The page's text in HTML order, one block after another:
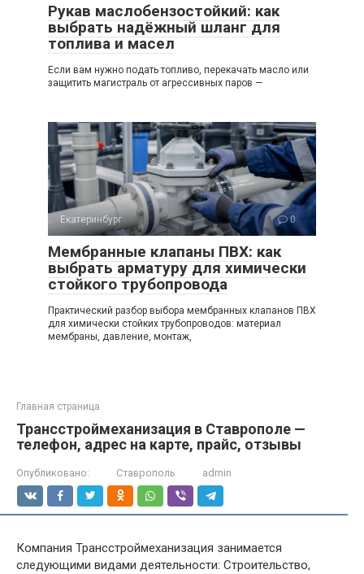
Рукав маслобензостойкий: как
выбрать надёжный шланг для
топлива и масел
Если вам нужно подать топливо, перекачать масло или
защитить магистраль от агрессивных паров —
Екатеринбург 0
Мембранные клапаны ПВХ: как
выбрать арматуру для химически
стойкого трубопровода
Практический разбор выбора мембранных клапанов ПВХ
для химически стойких трубопроводов: материал
мембраны, давление, монтаж,
Главная страница
Трансстроймеханизация в Ставрополе —
телефон, адрес на карте, прайс, отзывы
Опубликовано: Ставрополь admin
Компания Трансстроймеханизация занимается
следующими видами деятельности: Строительство,